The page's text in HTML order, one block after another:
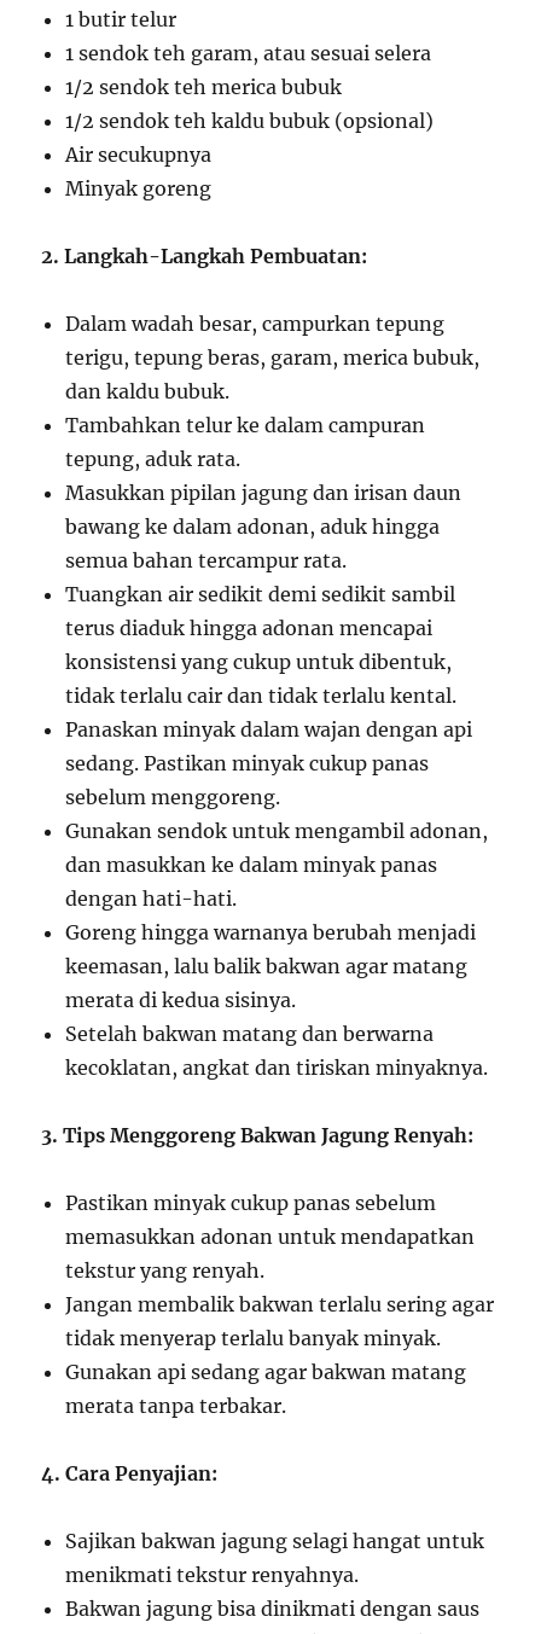
1 butir telur
1 sendok teh garam, atau sesuai selera
1/2 sendok teh merica bubuk
1/2 sendok teh kaldu bubuk (opsional)
Air secukupnya
Minyak goreng
2. Langkah-Langkah Pembuatan:
Dalam wadah besar, campurkan tepung
terigu, tepung beras, garam, merica bubuk,
dan kaldu bubuk.
Tambahkan telur ke dalam campuran
tepung, aduk rata.
Masukkan pipilan jagung dan irisan daun
bawang ke dalam adonan, aduk hingga
semua bahan tercampur rata.
Tuangkan air sedikit demi sedikit sambil
terus diaduk hingga adonan mencapai
konsistensi yang cukup untuk dibentuk,
tidak terlalu cair dan tidak terlalu kental.
Panaskan minyak dalam wajan dengan api
sedang. Pastikan minyak cukup panas
sebelum menggoreng.
Gunakan sendok untuk mengambil adonan,
dan masukkan ke dalam minyak panas
dengan hati-hati.
Goreng hingga warnanya berubah menjadi
keemasan, lalu balik bakwan agar matang
merata di kedua sisinya.
Setelah bakwan matang dan berwarna
kecoklatan, angkat dan tiriskan minyaknya.
3. Tips Menggoreng Bakwan Jagung Renyah:
Pastikan minyak cukup panas sebelum
memasukkan adonan untuk mendapatkan
tekstur yang renyah.
Jangan membalik bakwan terlalu sering agar
tidak menyerap terlalu banyak minyak.
Gunakan api sedang agar bakwan matang
merata tanpa terbakar.
4. Cara Penyajian:
Sajikan bakwan jagung selagi hangat untuk
menikmati tekstur renyahnya.
Bakwan jagung bisa dinikmati dengan saus